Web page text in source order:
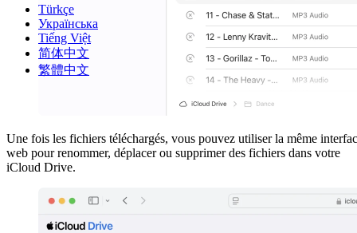
Türkçe
Українська
Tiếng Việt
简体中文
繁體中文
Une fois les fichiers téléchargés, vous pouvez utiliser la même
web pour renommer, déplacer ou supprimer des fichiers dans votre
iCloud Drive.